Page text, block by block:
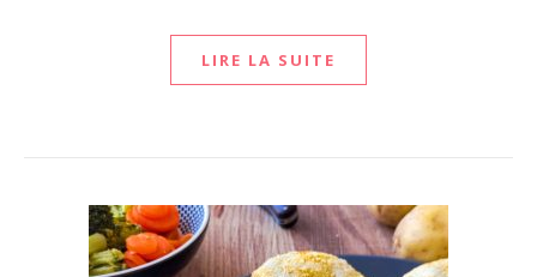
LIRE LA SUITE